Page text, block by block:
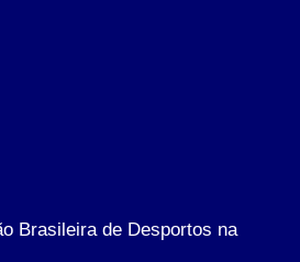
Brasileira de Desportos na